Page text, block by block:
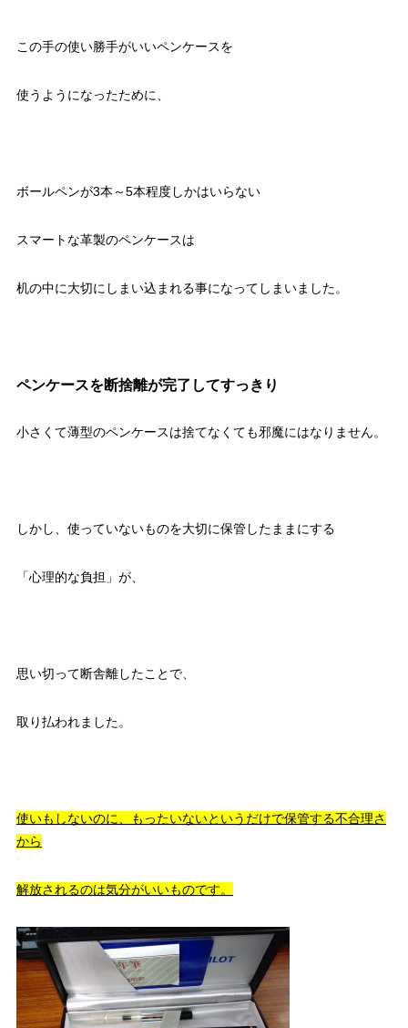
この手の使い勝手がいいペンケースを
使うようになったために、
ボールペンが3本～5本程度しかはいらない
スマートな革製のペンケースは
机の中に大切にしまい込まれる事になってしまいました。
ペンケースを断捨離が完了してすっきり
小さくて薄型のペンケースは捨てなくても邪魔にはなりません。
しかし、使っていないものを大切に保管したままにする
「心理的な負担」が、
思い切って断舎離したことで、
取り払われました。
使いもしないのに、もったいないというだけで保管する不合理さ
から
解放されるのは気分がいいものです。